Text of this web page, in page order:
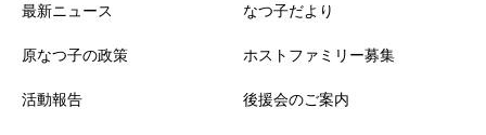
最新ニュース
原なつ子の政策
活動報告
なつ子だより
ホストファミリー募集
後援会のご案内